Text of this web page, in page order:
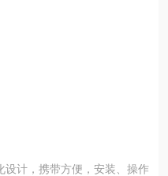
设计，携带方便，安装、操作